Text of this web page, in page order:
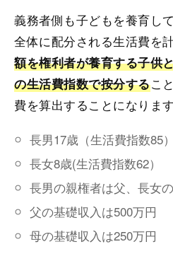
義務者側も子どもを養育し
全体に配分される生活費を
額を権利者が養育する子供
の生活費指数で按分するこ
費を算出することになります
長男17歳（生活費指数85）
長女8歳(生活費指数62）
長男の親権者は父、長女
父の基礎収入は500万円
母の基礎収入は250万円